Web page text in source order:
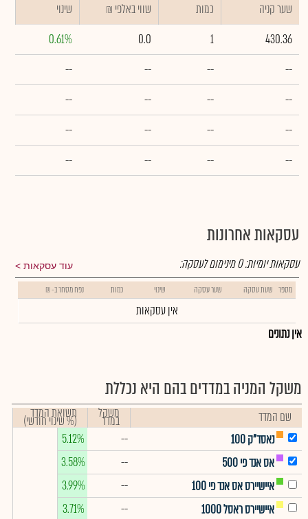
שער קניה כמות ₪ שווי באלפי
שינוי
430.36
1
0.0
0.61%
--
--
--
--
--
--
--
--
--
--
--
--
--
--
--
--
עסקאות אחרונות
עוד עסקאות עסקאות יומיות:0מינימום לעסקה:
מספר שעת עסקה שער עסקה שינוי כמות נפח מסחר ב- ₪
אין עסקאות
אין נתונים
משקל המניה במדדים בהם היא נכללת
שם המדד משקל
במדד תשואת המדד
(% שינוי חודשי)
נאסד"ק 100
--
5.12%
אס אנד פי 500
--
3.58%
איישיירס אס אנד פי 100
--
3.99%
איישיירס ראסל 1000
--
3.71%